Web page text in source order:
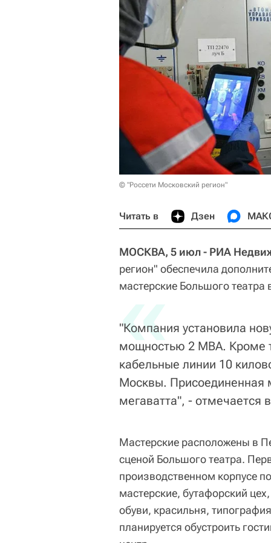
© "Россети Московский регион"
Читать в Дзен
МОСКВА, 5 июл - РИА
регион" обеспечила
мастерские Большого
«
"Компания установила
мощностью 2 МВА. Кроме
кабельные линии 10
Москвы. Присоединенная
мегаватта", - отмечается
Мастерские расположены в
сценой Большого театра.
производственном корпусе
мастерские, бутафорский
обуви, красильня,
планируется обустроить